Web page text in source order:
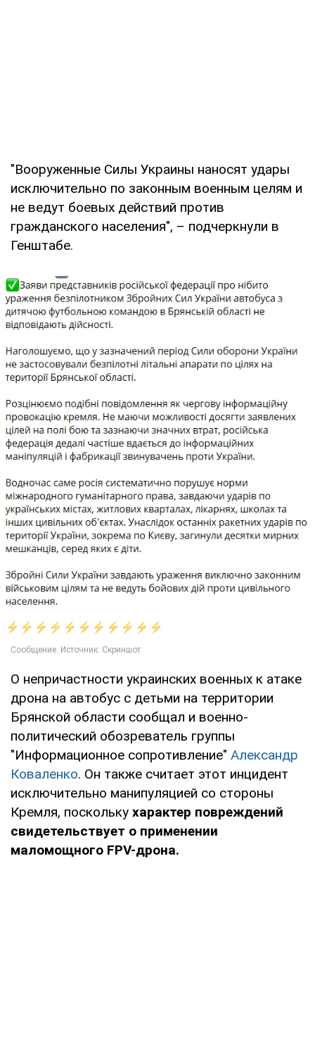
"Вооруженные Силы Украины наносят удары
исключительно по законным военным целям и
не ведут боевых действий против
гражданского населения", – подчеркнули в
Генштабе.
О непричастности украинских военных к атаке
дрона на автобус с детьми на территории
Брянской области сообщал и военно-
политический обозреватель группы
"Информационное сопротивление" Александр
Коваленко. Он также считает этот инцидент
исключительно манипуляцией со стороны
Кремля, поскольку характер повреждений
свидетельствует о применении
маломощного FPV-дрона.